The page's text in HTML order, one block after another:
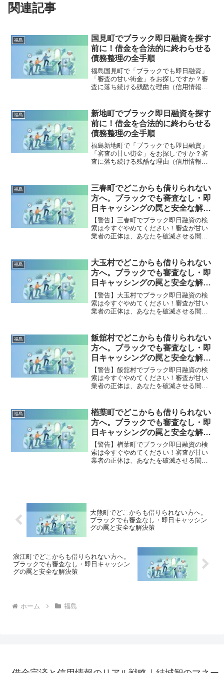
関連記事
福島
国見町でブラック即日融資を探す
前に！借金を合法的に終わらせる
債務整理の全手順
福島国見町で「ブラックでも即日融資」
「審査の甘い街金」をお探しですか？審
査に落ち続ける残酷な理由（信用情報と
底解説。多重債務の地獄から抜け出し、
合法的に借金を減額・免除する「債務整
理」の正しい知識と、今すぐ督促を止め
る無料相談窓口をご案内します。
福島
新地町でブラック即日融資を探す
前に！借金を合法的に終わらせる
債務整理の全手順
福島新地町で「ブラックでも即日融資」
「審査の甘い街金」をお探しですか？審
査に落ち続ける残酷な理由（信用情報と
底解説。多重債務の地獄から抜け出し、
合法的に借金を減額・免除する「債務整
理」の正しい知識と、今すぐ督促を止め
る無料相談窓口をご案内します。
福島
三春町でどこからも借りられない
方へ。ブラックでも審査なし・即
日キャッシングの罠と安全な解決
策
【警告】三春町でブラック即日融資の検
索は今すぐやめてください！審査が甘い
業者の正体は、あなたを破滅させる闇金
町で違法業者を避け、借金地獄から抜け
出した方々の実体験と確実な解決策を完
全公開。
福島
大玉村でどこからも借りられない
方へ。ブラックでも審査なし・即
日キャッシングの罠と安全な解決
策
【警告】大玉村でブラック即日融資の検
索は今すぐやめてください！審査が甘い
業者の正体は、あなたを破滅させる闇金
村で違法業者を避け、借金地獄から抜け
出した方々の実体験と確実な解決策を完
全公開。
福島
飯舘村でどこからも借りられない
方へ。ブラックでも審査なし・即
日キャッシングの罠と安全な解決
策
【警告】飯舘村でブラック即日融資の検
索は今すぐやめてください！審査が甘い
業者の正体は、あなたを破滅させる闇金
村で違法業者を避け、借金地獄から抜け
出した方々の実体験と確実な解決策を完
全公開。
福島
楢葉町でどこからも借りられない
方へ。ブラックでも審査なし・即
日キャッシングの罠と安全な解決
策
【警告】楢葉町でブラック即日融資の検
索は今すぐやめてください！審査が甘い
業者の正体は、あなたを破滅させる闇金
大熊町でどこからも借りられない方へ。
ブラックでも審査なし・即日キャッシン
グの罠と安全な解決策
浪江町でどこからも借りられない方へ。
ブラックでも審査なし・即日キャッシン
グの罠と安全な解決策
ホーム 福島